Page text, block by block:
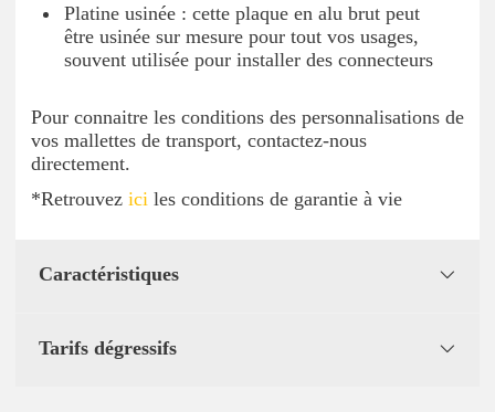
Platine usinée : cette plaque en alu brut peut
être usinée sur mesure pour tout vos usages,
souvent utilisée pour installer des connecteurs
Pour connaitre les conditions des personnalisations de
vos mallettes de transport, contactez-nous
directement.
*Retrouvez ici les conditions de garantie à vie
Caractéristiques
Tarifs dégressifs